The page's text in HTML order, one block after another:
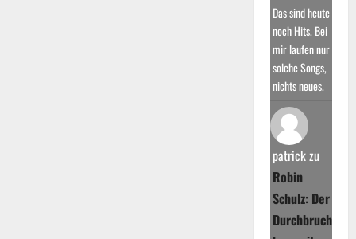
Das sind heute
noch Hits. Bei
mir laufen nur
solche Songs,
nichts neues.
patrickzu
Robin
Schulz: Der
Durchbruch